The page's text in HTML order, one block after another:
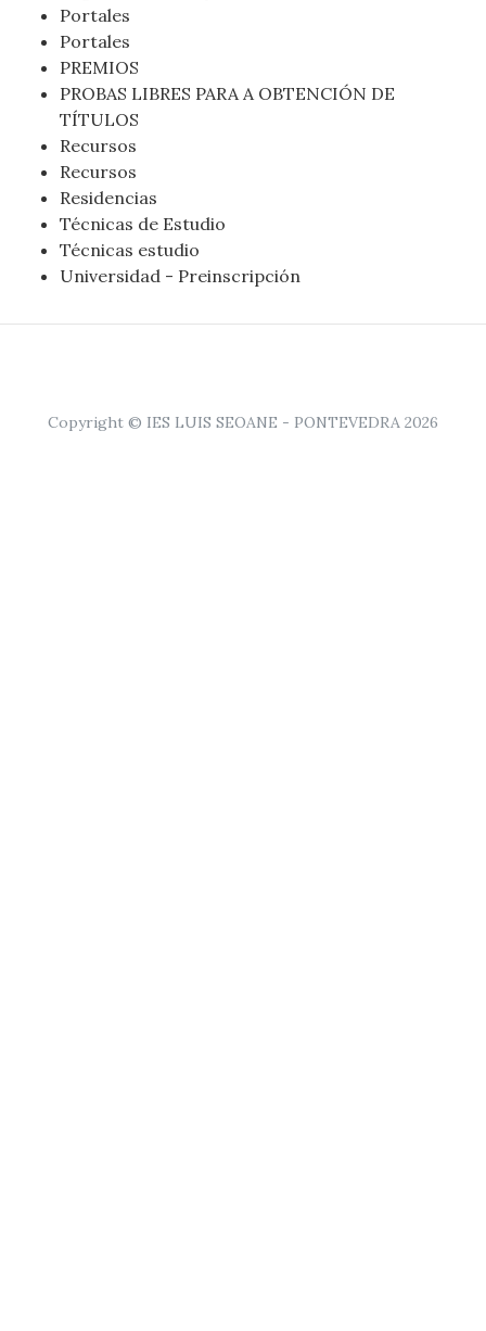
Portales
Portales
PREMIOS
PROBAS LIBRES PARA A OBTENCIÓN DE
TÍTULOS
Recursos
Recursos
Residencias
Técnicas de Estudio
Técnicas estudio
Universidad - Preinscripción
Copyright © IES LUIS SEOANE - PONTEVEDRA 2026